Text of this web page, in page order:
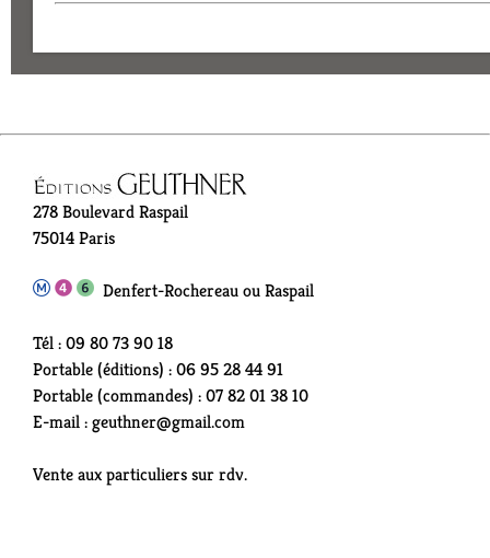
278 Boulevard Raspail
75014 Paris
Denfert-Rochereau ou Raspail
Tél : 09 80 73 90 18
Portable (éditions) : 06 95 28 44 91
Portable (commandes) : 07 82 01 38 10
E-mail : geuthner@gmail.com
Vente aux particuliers sur rdv.